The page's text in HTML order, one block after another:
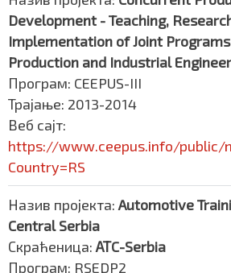
Development - Teaching,
Implementation of Joint
Production and Industrial
Програм: CEEPUS-III
Трајање: 2013-2014
Веб сајт:
https://www.ceepus.info/public/
Country=RS
Назив пројекта: Automotive
Central Serbia
Скраћеница: АТC-Serbia
Програм: RSEDP2